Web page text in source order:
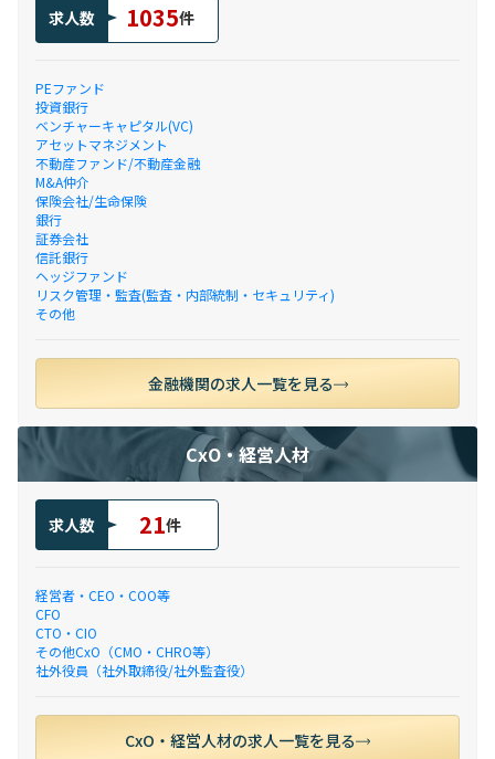
求人数 1035件
PEファンド
投資銀行
ベンチャーキャピタル(VC)
アセットマネジメント
不動産ファンド/不動産金融
M&A仲介
保険会社/生命保険
銀行
証券会社
信託銀行
ヘッジファンド
リスク管理・監査(監査・内部統制・セキュリティ)
その他
金融機関の求人一覧を見る
CxO・経営人材
求人数 21件
経営者・CEO・COO等
CFO
CTO・CIO
その他CxO（CMO・CHRO等）
社外役員（社外取締役/社外監査役）
CxO・経営人材の求人一覧を見る